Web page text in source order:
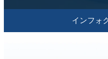
インフォ